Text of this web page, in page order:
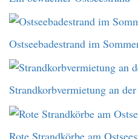
Ostseebadestrand im
Strandkorbvermietung an der
Rote Strandkörbe am